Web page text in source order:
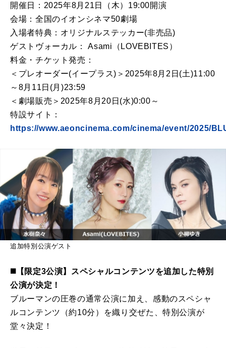
開催日：2025年8月21日（木）19:00開演
会場：全国のイオンシネマ50劇場
入場者特典：オリジナルステッカー(非売品)
ゲストヴォーカル： Asami（LOVEBITES）
料金・チケット発売：
＜プレオーダー(イープラス)＞2025年8月2日(土)11:00
～8月11日(月)23:59
＜劇場販売＞2025年8月20日(水)0:00～
特設サイト：
https://www.aeoncinema.com/cinema/event/2025/
追加特別公演ゲスト
◼️【限定3公演】スペシャルコンテンツを追加した特別
公演が決定！
ブルーマンの圧巻の通常公演に加え、感動のスペシャ
ルコンテンツ（約10分）を織り交ぜた、特別公演が
堂々決定！